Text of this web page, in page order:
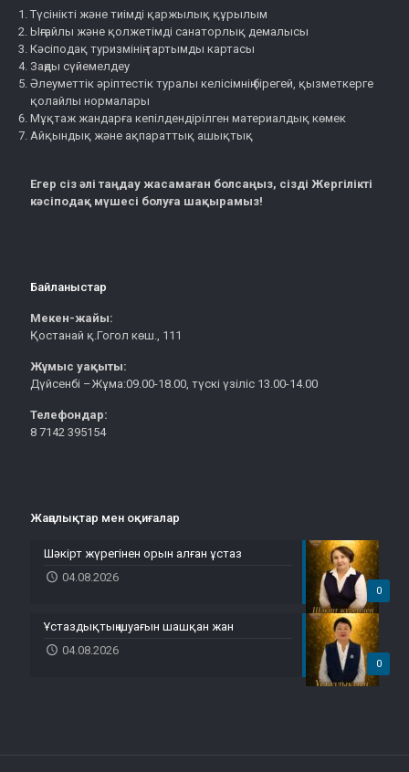
Түсінікті және тиімді қаржылық құрылым
Ыңғайлы және қолжетімді санаторлық демалысы
Кәсіподақ туризмінің тартымды картасы
Заңды сүйемелдеу
Әлеуметтік әріптестік туралы келісімнің бірегей, қызметкерге
қолайлы нормалары
Мұқтаж жандарға кепілдендірілген материалдық көмек
Айқындық және ақпараттық ашықтық
Егер сіз әлі таңдау жасамаған болсаңыз, сізді Жергілікті
кәсіподақ мүшесі болуға шақырамыз!
Байланыстар
Мекен-жайы:
Қостанай қ.Гогол көш., 111
Жұмыс уақыты:
Дүйсенбі –Жұма:09.00-18.00, түскі үзіліс 13.00-14.00
Телефондар:
8 7142 395154
Жаңалықтар мен оқиғалар
0
Шәкірт жүрегінен орын алған ұстаз
04.08.2026
0
Ұстаздықтың шуағын шашқан жан
04.08.2026